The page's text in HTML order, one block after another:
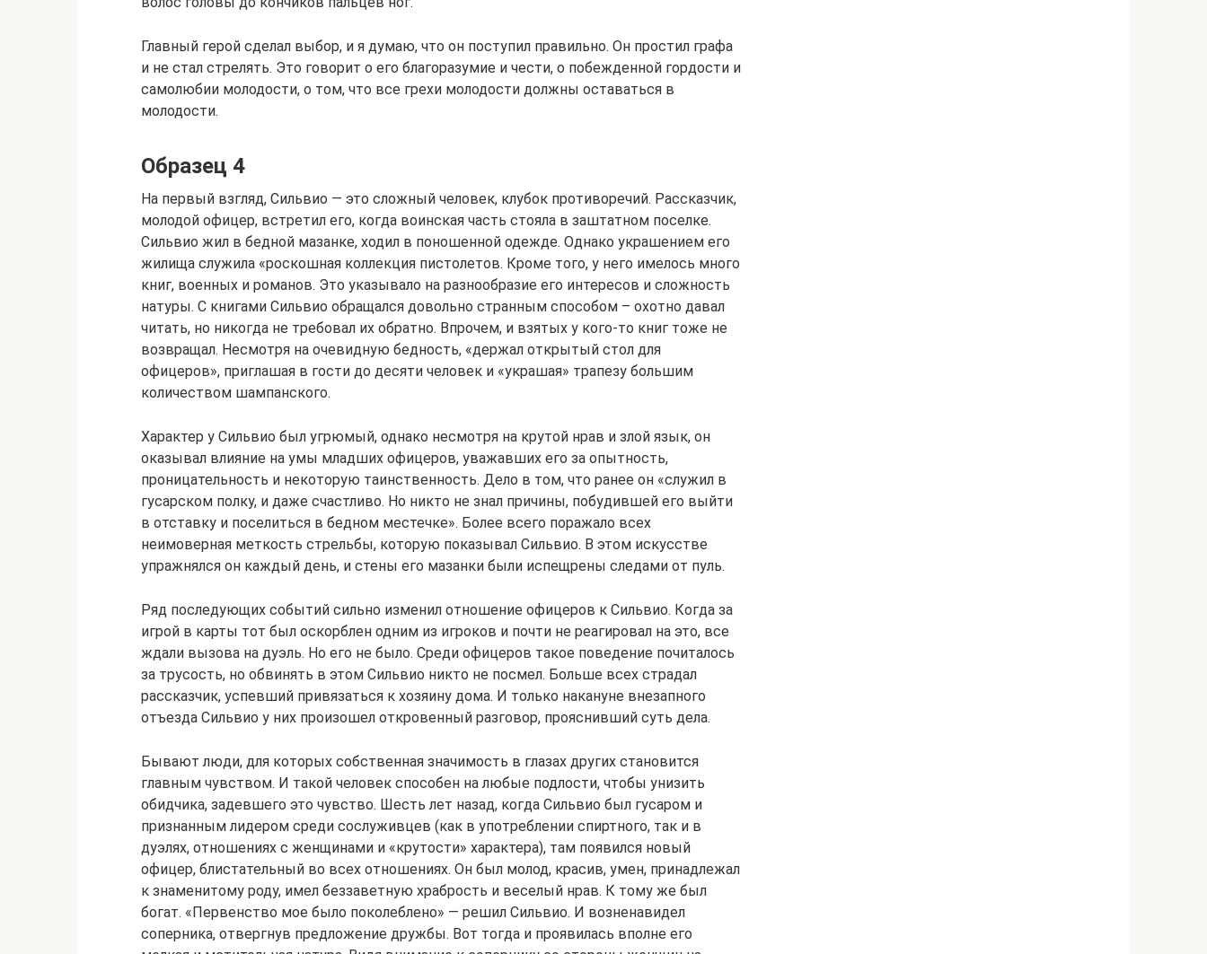
Главный герой сделал выбор, и я думаю, что он поступил правильно. Он простил графа
и не стал стрелять. Это говорит о его благоразумие и чести, о побежденной гордости и
самолюбии молодости, о том, что все грехи молодости должны оставаться в
молодости.
Образец 4
На первый взгляд, Сильвио — это сложный человек, клубок противоречий. Рассказчик,
молодой офицер, встретил его, когда воинская часть стояла в заштатном поселке.
Сильвио жил в бедной мазанке, ходил в поношенной одежде. Однако украшением его
жилища служила «роскошная коллекция пистолетов. Кроме того, у него имелось много
книг, военных и романов. Это указывало на разнообразие его интересов и сложность
натуры. С книгами Сильвио обращался довольно странным способом – охотно давал
читать, но никогда не требовал их обратно. Впрочем, и взятых у кого-то книг тоже не
возвращал. Несмотря на очевидную бедность, «держал открытый стол для
офицеров», приглашая в гости до десяти человек и «украшая» трапезу большим
количеством шампанского.
Характер у Сильвио был угрюмый, однако несмотря на крутой нрав и злой язык, он
оказывал влияние на умы младших офицеров, уважавших его за опытность,
проницательность и некоторую таинственность. Дело в том, что ранее он «служил в
гусарском полку, и даже счастливо. Но никто не знал причины, побудившей его выйти
в отставку и поселиться в бедном местечке». Более всего поражало всех
неимоверная меткость стрельбы, которую показывал Сильвио. В этом искусстве
упражнялся он каждый день, и стены его мазанки были испещрены следами от пуль.
Ряд последующих событий сильно изменил отношение офицеров к Сильвио. Когда за
игрой в карты тот был оскорблен одним из игроков и почти не реагировал на это, все
ждали вызова на дуэль. Но его не было. Среди офицеров такое поведение почиталось
за трусость, но обвинять в этом Сильвио никто не посмел. Больше всех страдал
рассказчик, успевший привязаться к хозяину дома. И только накануне внезапного
отъезда Сильвио у них произошел откровенный разговор, прояснивший суть дела.
Бывают люди, для которых собственная значимость в глазах других становится
главным чувством. И такой человек способен на любые подлости, чтобы унизить
обидчика, задевшего это чувство. Шесть лет назад, когда Сильвио был гусаром и
признанным лидером среди сослуживцев (как в употреблении спиртного, так и в
дуэлях, отношениях с женщинами и «крутости» характера), там появился новый
офицер, блистательный во всех отношениях. Он был молод, красив, умен, принадлежал
к знаменитому роду, имел беззаветную храбрость и веселый нрав. К тому же был
богат. «Первенство мое было поколеблено» — решил Сильвио. И возненавидел
соперника, отвергнув предложение дружбы. Вот тогда и проявилась вполне его